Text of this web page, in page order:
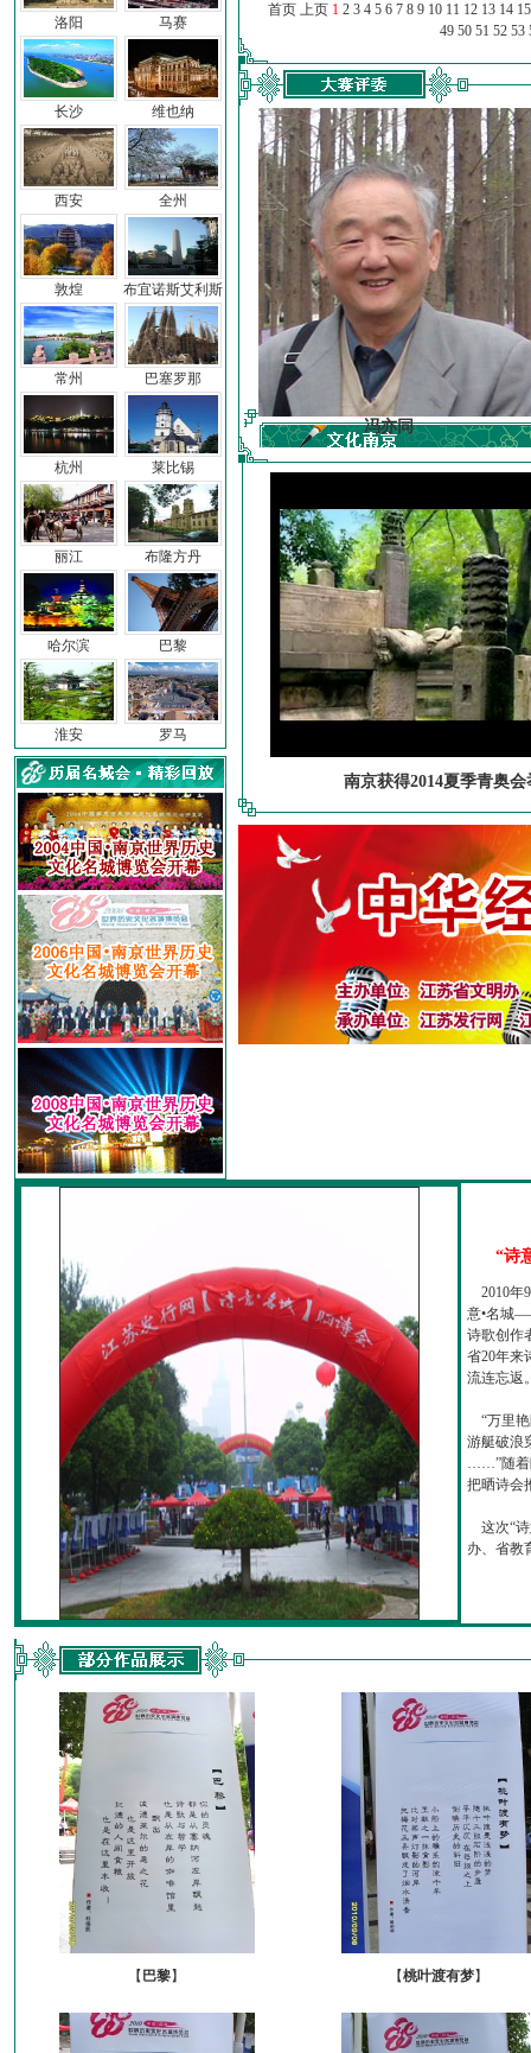
洛阳
长沙
西安
敦煌
常州
杭州
丽江
哈尔滨
淮安
马赛
维也纳
全州
布宜诺斯艾利斯
巴塞罗那
莱比锡
布隆方丹
巴黎
罗马
首页 上页 1 2 3 4 5 6 7 8 9 10 11 12 13 14 15
49 50 51 52 53
车前子 冯亦同
南京获得2014夏季青奥会
“诗
2010年
意•名城
诗歌创作
省20年来
流连忘返
“万里艳
游艇破浪
……”随着
把晒诗会
这次“诗
办、省教
【 巴黎】 【桃叶渡有梦】